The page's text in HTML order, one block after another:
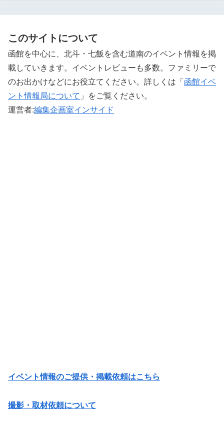
このサイトについて
函館を中心に、北斗・七飯を含む道南のイベント情報を掲
載していきます。イベントレビューも多数。ファミリーで
のお出かけなどにお役立てください。詳しくは「 函館イベ
ント情報局について 」をご覧ください。 ‎
運営者:編集企画室インサイド
イベント情報のご提供・掲載依頼はこちら
撮影・取材依頼について